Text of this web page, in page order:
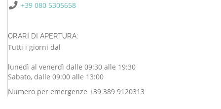
+39 080 5305658
ORARI DI APERTURA:
Tutti i giorni dal
lunedì al venerdì dalle 09:30 alle 19:30
Sabato, dalle 09:00 alle 13:00
Numero per emergenze +39 389 9120313